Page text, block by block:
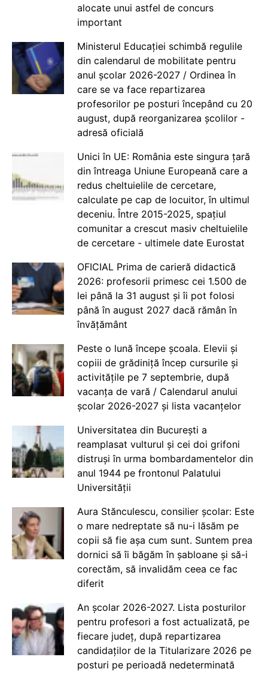
alocate unui astfel de concurs
important
Ministerul Educației schimbă regulile
din calendarul de mobilitate pentru
anul școlar 2026-2027 / Ordinea în
care se va face repartizarea
profesorilor pe posturi începând cu 20
august, după reorganizarea școlilor -
adresă oficială
Unici în UE: România este singura țară
din întreaga Uniune Europeană care a
redus cheltuielile de cercetare,
calculate pe cap de locuitor, în ultimul
deceniu. Între 2015-2025, spațiul
comunitar a crescut masiv cheltuielile
de cercetare - ultimele date Eurostat
OFICIAL Prima de carieră didactică
2026: profesorii primesc cei 1.500 de
lei până la 31 august și îi pot folosi
până în august 2027 dacă rămân în
învățământ
Peste o lună începe școala. Elevii și
copiii de grădiniță încep cursurile și
activitățile pe 7 septembrie, după
vacanța de vară / Calendarul anului
școlar 2026-2027 și lista vacanțelor
Universitatea din București a
reamplasat vulturul și cei doi grifoni
distruși în urma bombardamentelor din
anul 1944 pe frontonul Palatului
Universității
Aura Stănculescu, consilier școlar: Este
o mare nedreptate să nu-i lăsăm pe
copii să fie așa cum sunt. Suntem prea
dornici să îi băgăm în șabloane și să-i
corectăm, să invalidăm ceea ce fac
diferit
An școlar 2026-2027. Lista posturilor
pentru profesori a fost actualizată, pe
fiecare județ, după repartizarea
candidaților de la Titularizare 2026 pe
posturi pe perioadă nedeterminată